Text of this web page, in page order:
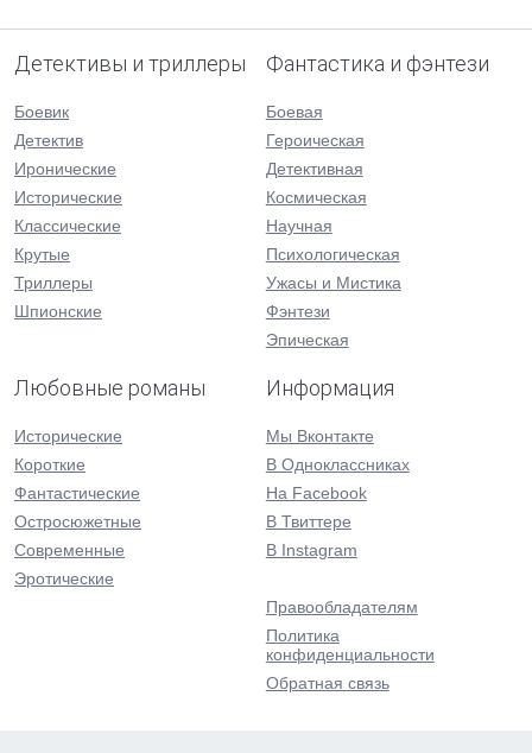
Детективы и триллеры
Боевик
Детектив
Иронические
Исторические
Классические
Крутые
Триллеры
Шпионские
Фантастика и фэнтези
Боевая
Героическая
Детективная
Космическая
Научная
Психологическая
Ужасы и Мистика
Фэнтези
Эпическая
Любовные романы
Исторические
Короткие
Фантастические
Остросюжетные
Современные
Эротические
Информация
Мы Вконтакте
В Одноклассниках
На Facebook
В Твиттере
В Instagram
Правообладателям
Политика
конфиденциальности
Обратная связь